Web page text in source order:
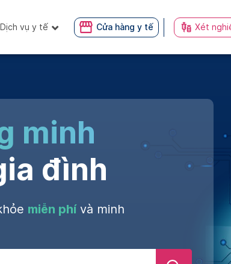
Dịch vụ y tế Cửa hàng y tế Xét
minh
đình
miễn phívà minh